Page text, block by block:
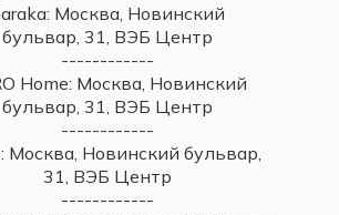
Москва, Новинский
бульвар, 31, ВЭБ Центр
------------
Home: Москва, Новинский
бульвар, 31, ВЭБ Центр
------------
Москва, Новинский бульвар,
31, ВЭБ Центр
------------